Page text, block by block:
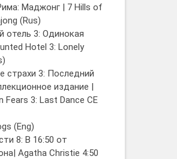
Маджонг | 7 Hills of
(Rus)
отель 3: Одинокая
Hotel 3: Lonely
страхи 3: Последний
издание |
Fears 3: Last Dance CE
(Eng)
8: В 16:50 от
Agatha Christie 4:50